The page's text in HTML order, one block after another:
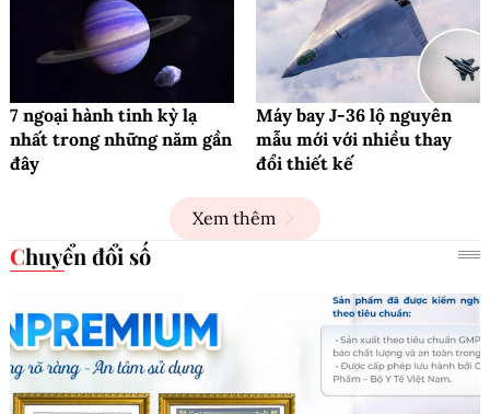
7 ngoại hành tinh kỳ lạ
nhất trong những năm gần
đây
Máy bay J-36 lộ nguyên
mẫu mới với nhiều thay
đổi thiết kế
Xem thêm
Chuyển đổi số